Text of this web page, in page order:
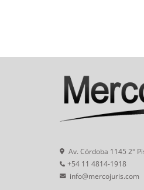
Av. Córdoba 1145 2°
+54 11 4814-1918
info@mercojuris.com